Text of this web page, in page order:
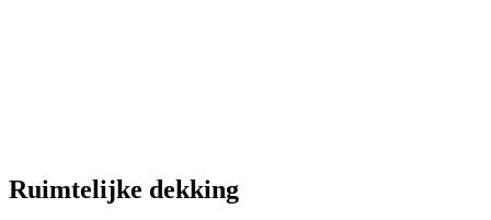
Ruimtelijke dekking